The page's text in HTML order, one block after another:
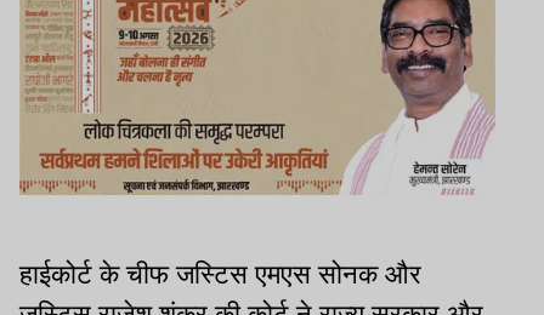
हाईकोर्ट के चीफ जस्टिस एमएस सोनक और